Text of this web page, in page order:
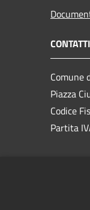
CONTATTI
Comune
Piazza
Codice
Partita